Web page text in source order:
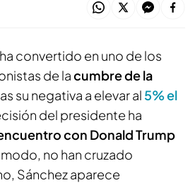
convertido en uno de los
de lacumbre de la
su negativa a elevar al 5% el
del presidente ha
con Donald Trump
no han cruzado
Sánchez aparece